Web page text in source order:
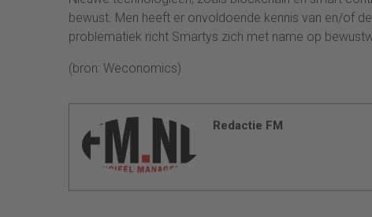
bewust. Men heeft er onvoldoende kennis van en/of
problematiek richt Smartys zich met name op
(bron: Weconomics)
Redactie FM